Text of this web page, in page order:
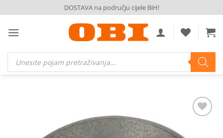
to
content
DOSTAVA na području cijele BiH!
Products
search